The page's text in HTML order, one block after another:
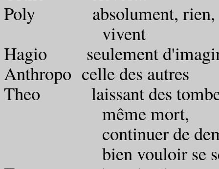
Poly absolument, rien,
vivent
Hagio seulement
Anthropo celle des autres
Theo laissant des
même mort,
continuer de
bien vouloir se